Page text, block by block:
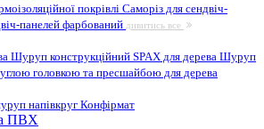
покрівлі Саморіз для сендвіч-
панелей фарбований дивитись все
Шуруп конструкційний SPAX для дерева Шуруп
головкою та пресшайбою для дерева
напівкруг Конфірмат
ПВХ